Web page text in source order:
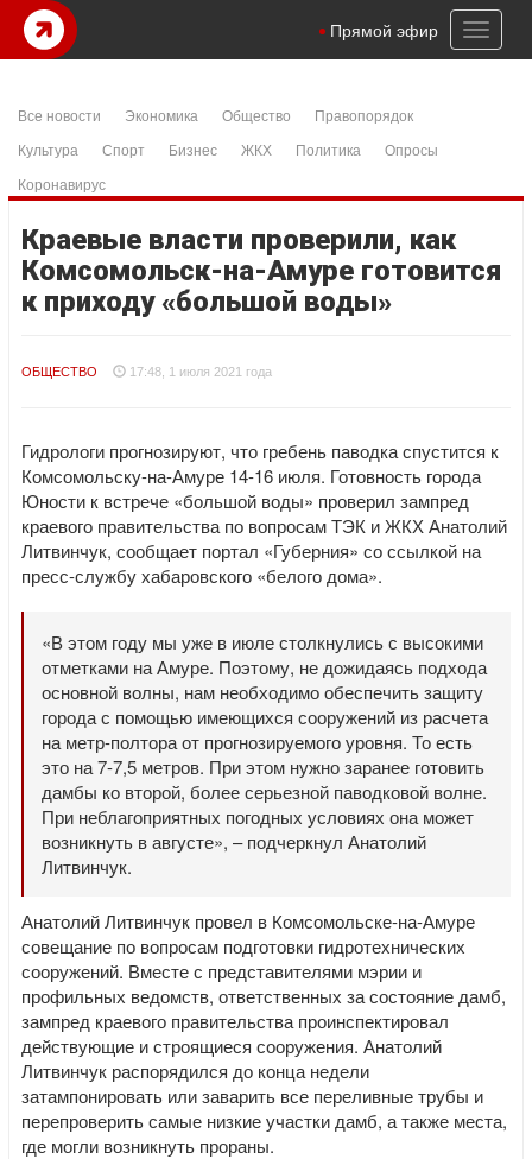
Toggle
Прямой эфир
Все новости Экономика Общество
Правопорядок
Культура
Спорт Бизнес ЖКХ Политика
Опросы
Коронавирус
Краевые власти проверили, как
Комсомольск-на-Амуре готовится
к приходу «большой воды»
ОБЩЕСТВО 17:48, 1 июля 2021 года
Гидрологи прогнозируют, что гребень паводка спустится к
Комсомольску-на-Амуре 14-16 июля. Готовность города
Юности к встрече «большой воды» проверил зампред
краевого правительства по вопросам ТЭК и ЖКХ Анатолий
Литвинчук, сообщает портал «Губерния» со ссылкой на
пресс-службу хабаровского «белого дома».
«В этом году мы уже в июле столкнулись с высокими
отметками на Амуре. Поэтому, не дожидаясь подхода
основной волны, нам необходимо обеспечить защиту
города с помощью имеющихся сооружений из расчета
на метр-полтора от прогнозируемого уровня. То есть
это на 7-7,5 метров. При этом нужно заранее готовить
дамбы ко второй, более серьезной паводковой волне.
При неблагоприятных погодных условиях она может
возникнуть в августе», – подчеркнул Анатолий
Литвинчук.
Анатолий Литвинчук провел в Комсомольске-на-Амуре
совещание по вопросам подготовки гидротехнических
сооружений. Вместе с представителями мэрии и
профильных ведомств, ответственных за состояние дамб,
зампред краевого правительства проинспектировал
действующие и строящиеся сооружения. Анатолий
Литвинчук распорядился до конца недели
затампонировать или заварить все переливные трубы и
перепроверить самые низкие участки дамб, а также места,
где могли возникнуть прораны.